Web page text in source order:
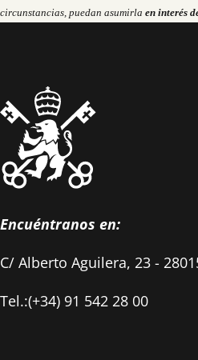
circunstancias, puedan asumirla en interés
Encuéntranos en:
C/ Alberto Aguilera, 23 -
Tel.:(+34) 91 542 28 00